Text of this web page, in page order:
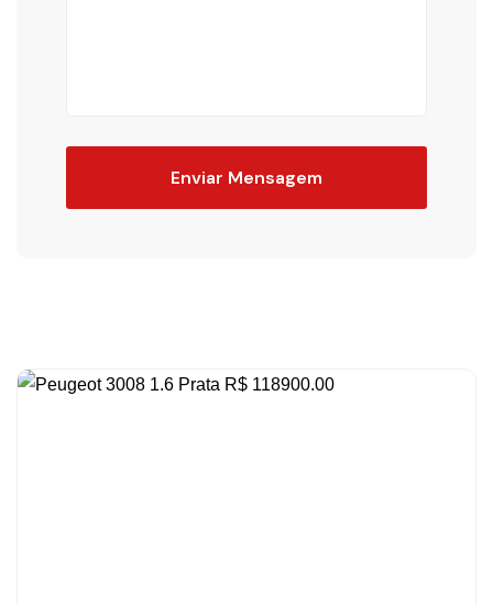
Enviar Mensagem